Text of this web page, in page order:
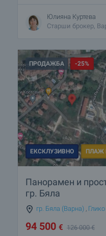
Юлияна Куртева
Старши брокер,
ПРОДАЖБА -25%
ЕКСКЛУЗИВНО ПЛАЖ
Панорамен и
гр. Бяла
гр. Бяла (Варна) , Глико
94 500 € 126 000€